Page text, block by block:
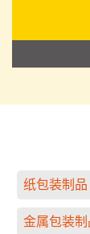
纸包装制品
金属包装制